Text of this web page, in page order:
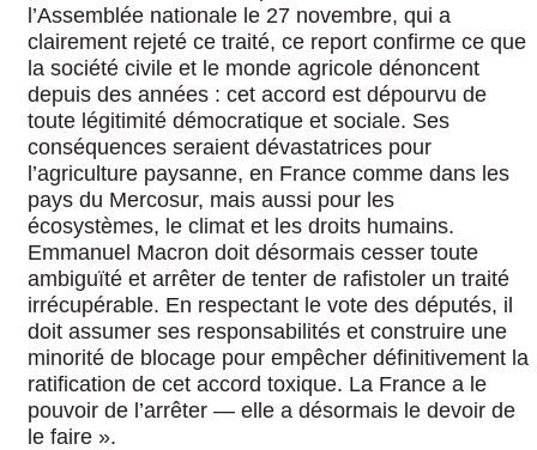
l’Assemblée nationale le 27 novembre, qui a
clairement rejeté ce traité, ce report confirme ce que
la société civile et le monde agricole dénoncent
depuis des années : cet accord est dépourvu de
toute légitimité démocratique et sociale. Ses
conséquences seraient dévastatrices pour
l’agriculture paysanne, en France comme dans les
pays du Mercosur, mais aussi pour les
écosystèmes, le climat et les droits humains.
Emmanuel Macron doit désormais cesser toute
ambiguïté et arrêter de tenter de rafistoler un traité
irrécupérable. En respectant le vote des députés, il
doit assumer ses responsabilités et construire une
minorité de blocage pour empêcher définitivement la
ratification de cet accord toxique. La France a le
pouvoir de l’arrêter — elle a désormais le devoir de
le faire ».